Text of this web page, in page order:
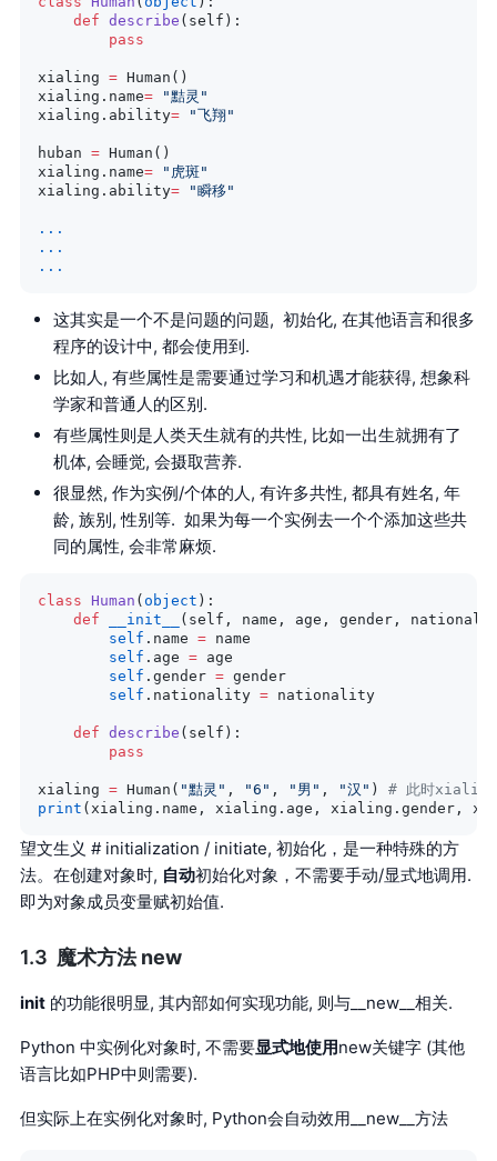
    def
describe (self):
        pass
xialing = Human()
xialing.name= "黠灵"
xialing.ability= "飞翔"
huban = Human()
xialing.name= "虎斑"
xialing.ability= "瞬移"
...
...
...
这其实是一个不是问题的问题, 初始化, 在其他语言和很多
程序的设计中, 都会使用到.
比如人, 有些属性是需要通过学习和机遇才能获得, 想象科
学家和普通人的区别.
有些属性则是人类天生就有的共性, 比如一出生就拥有了
机体, 会睡觉, 会摄取营养.
很显然, 作为实例/个体的人, 有许多共性, 都具有姓名, 年
龄, 族别, 性别等. 如果为每一个实例去一个个添加这些共
同的属性, 会非常麻烦.
class Human ( object ):
    def
__init__
(self, name, age, gender,
        self
.name = name
        self
.age = age
        self
.gender = gender
        self
.nationality = nationality
    def
describe (self):
        pass
xialing = Human( "黠灵" , "6" , "男" , "汉" ) # 此时xialing
print (xialing.name, xialing.age, xialing.gender,
望文生义 # initialization / initiate, 初始化，是一种特殊的方
法。在创建对象时, 自动初始化对象，不需要手动/显式地调用.
即为对象成员变量赋初始值.
魔术方法new
init 的功能很明显, 其内部如何实现功能, 则与__new__相关.
Python 中实例化对象时, 不需要显式地使用new关键字 (其他
语言比如PHP中则需要).
但实际上在实例化对象时, Python会自动效用__new__方法